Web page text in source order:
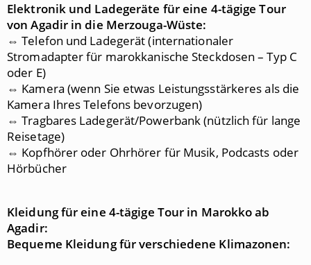
Elektronik und Ladegeräte für eine 4-tägige Tour
von Agadir in die Merzouga-Wüste:
⇔ Telefon und Ladegerät (internationaler
Stromadapter für marokkanische Steckdosen – Typ C
oder E)
⇔ Kamera (wenn Sie etwas Leistungsstärkeres als die
Kamera Ihres Telefons bevorzugen)
⇔ Tragbares Ladegerät/Powerbank (nützlich für lange
Reisetage)
⇔ Kopfhörer oder Ohrhörer für Musik, Podcasts oder
Hörbücher
Kleidung für eine 4-tägige Tour in Marokko ab
Agadir:
Bequeme Kleidung für verschiedene Klimazonen: